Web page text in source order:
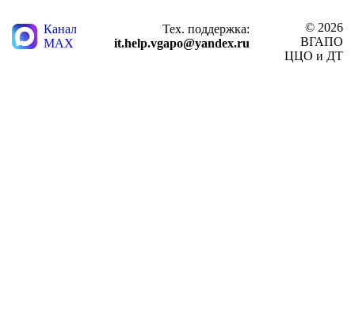
Канал
MAX
Тех. поддержка:
it.help.vgapo@yandex.ru
© 2026
ВГАПО
ЦЦО и ДТ